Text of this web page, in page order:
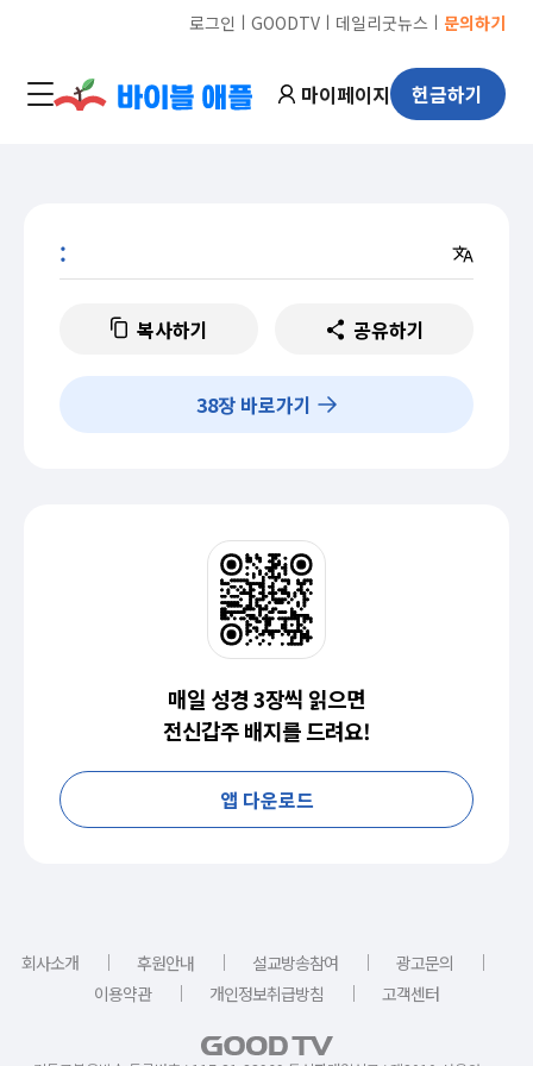
로그인 ㅣ GOODTVㅣ 데일리굿뉴스 ㅣ 문의하기
마이페이지 헌금하기
:
복사하기 공유하기
38장 바로가기
매일 성경 3장씩 읽으면
전신갑주 배지를 드려요!
앱 다운로드
회사소개 ｜ 후원안내 ｜ 설교방송참여 ｜ 광고문의
｜
이용약관
｜ 개인정보취급방침 ｜ 고객센터